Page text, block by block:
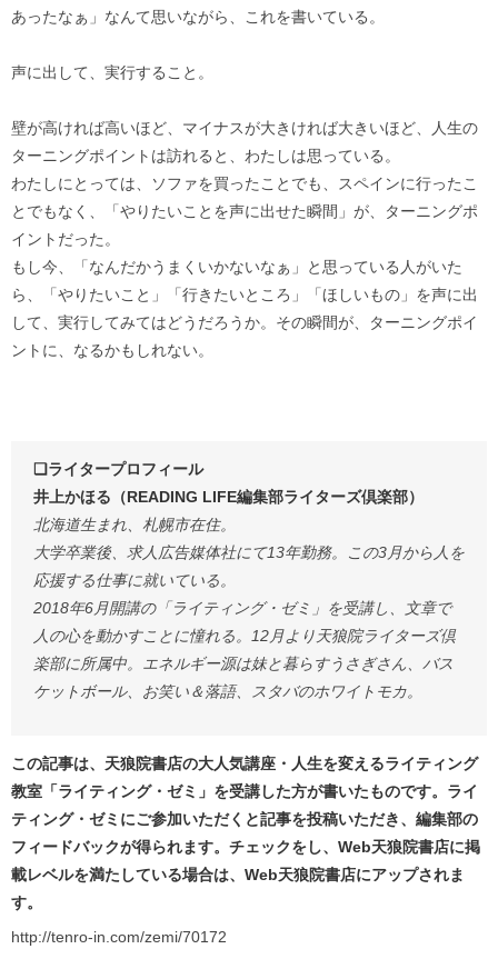
あったなぁ」なんて思いながら、これを書いている。
声に出して、実行すること。
壁が高ければ高いほど、マイナスが大きければ大きいほど、人生の
ターニングポイントは訪れると、わたしは思っている。
わたしにとっては、ソファを買ったことでも、スペインに行ったこ
とでもなく、「やりたいことを声に出せた瞬間」が、ターニングポ
イントだった。
もし今、「なんだかうまくいかないなぁ」と思っている人がいた
ら、「やりたいこと」「行きたいところ」「ほしいもの」を声に出
して、実行してみてはどうだろうか。その瞬間が、ターニングポイ
ントに、なるかもしれない。
❏ライタープロフィール
井上かほる（READING LIFE編集部ライターズ倶楽部）
北海道生まれ、札幌市在住。
大学卒業後、求人広告媒体社にて13年勤務。この3月から人を
応援する仕事に就いている。
2018年6月開講の「ライティング・ゼミ」を受講し、文章で
人の心を動かすことに憧れる。12月より天狼院ライターズ倶
楽部に所属中。エネルギー源は妹と暮らすうさぎさん、バス
ケットボール、お笑い＆落語、スタバのホワイトモカ。
この記事は、天狼院書店の大人気講座・人生を変えるライティング
教室「ライティング・ゼミ」を受講した方が書いたものです。ライ
ティング・ゼミにご参加いただくと記事を投稿いただき、編集部の
フィードバックが得られます。チェックをし、Web天狼院書店に掲
載レベルを満たしている場合は、Web天狼院書店にアップされま
す。
http://tenro-in.com/zemi/70172